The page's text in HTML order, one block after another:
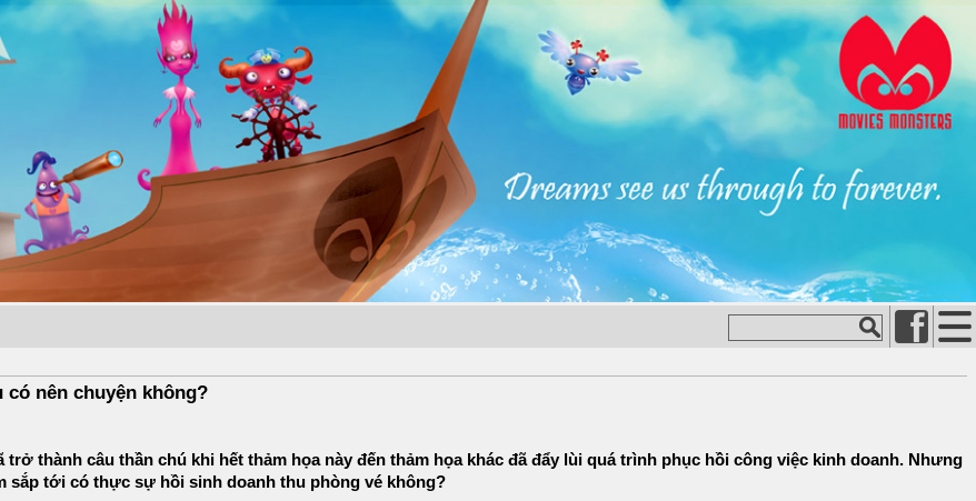
có nên chuyện không?
thành câu thần chú khi hết thảm họa này đến thảm họa khác đã đẩy lùi quá trình phục hồi công việc kinh doanh. Nhưng
sắp tới có thực sự hồi sinh doanh thu phòng vé không?